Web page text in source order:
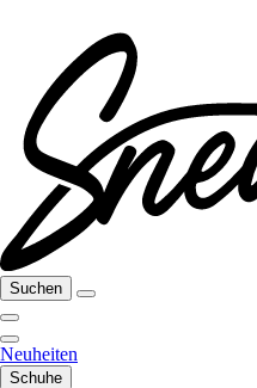
Suchen
Neuheiten
Schuhe